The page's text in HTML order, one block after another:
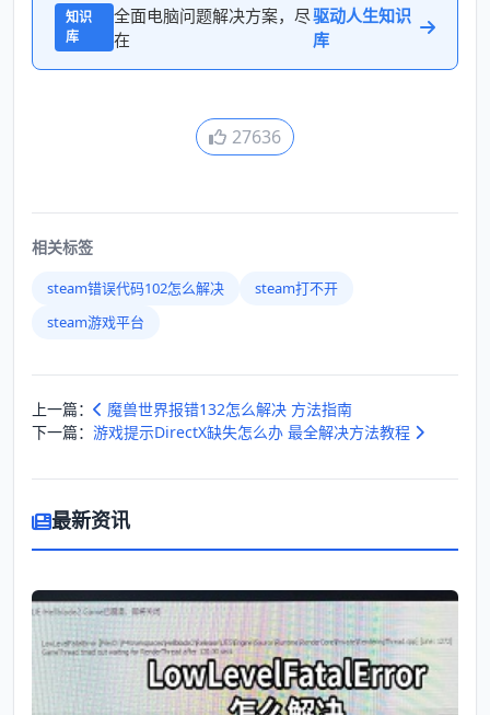
知识
库
全面电脑问题解决方案，尽
在
驱动人生知识
库
27636
相关标签
steam错误代码102怎么解决
steam打不开
steam游戏平台
上一篇：
魔兽世界报错132怎么解决 方法指南
下一篇： 游戏提示DirectX缺失怎么办 最全解决方法教程
最新资讯